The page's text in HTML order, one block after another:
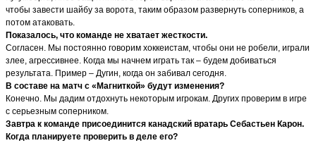
чтобы завести шайбу за ворота, таким образом развернуть соперников, а
потом атаковать.
Показалось, что команде не хватает жесткости.
Согласен. Мы постоянно говорим хоккеистам, чтобы они не робели, играли
злее, агрессивнее. Когда мы начнем играть так – будем добиваться
результата. Пример – Дугин, когда он забивал сегодня.
В составе на матч с «Магниткой» будут изменения?
Конечно. Мы дадим отдохнуть некоторым игрокам. Других проверим в игре
с серьезным соперником.
Завтра к команде присоединится канадский вратарь Себастьен Карон.
Когда планируете проверить в деле его?